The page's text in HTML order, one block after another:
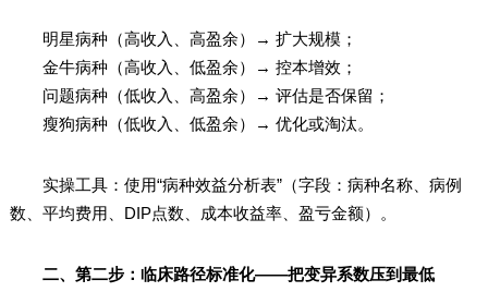
明星病种（高收入、高盈余）→ 扩大规模；
金牛病种（高收入、低盈余）→ 控本增效；
问题病种（低收入、高盈余）→ 评估是否保留；
瘦狗病种（低收入、低盈余）→ 优化或淘汰。
实操工具：使用“病种效益分析表”（字段：病种名称、病例
数、平均费用、DIP点数、成本收益率、盈亏金额）。
二、第二步：临床路径标准化——把变异系数压到最低